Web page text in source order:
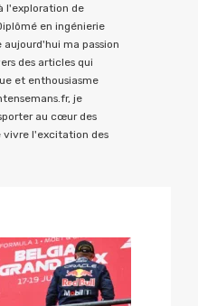
l'exploration de
en ingénierie
ma passion
des articles qui
et enthousiasme
je
au cœur des
vivre l'excitation des